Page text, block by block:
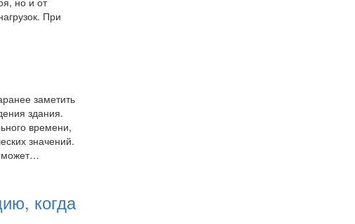
При
заметить
здания.
времени,
значений.
может…
когда